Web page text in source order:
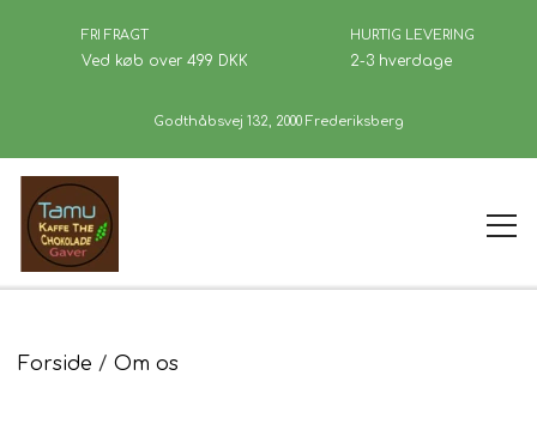
FRI FRAGT
Ved køb over 499 DKK
HURTIG LEVERING
2-3 hverdage
Godthåbsvej 132, 2000 Frederiksberg
Forside Om os